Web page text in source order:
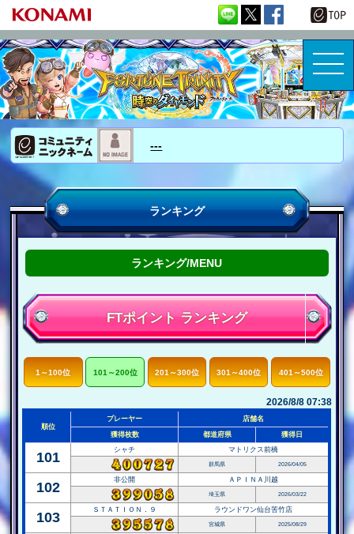
---
ランキング
ランキング/MENU
JACKPOT アイアンJP
パイレーツJP ファラオJP
グラウンドJP フォーチュンJP
レジェンドモード FTポイント
裏アイアンJP 裏パイレーツJP
FTポイント ランキング
1～100位 101～200位 201～300位 301～400位 401～500位
2026/8/8 07:38
順位
プレーヤー
店舗名
獲得枚数
都道府県 獲得日
101 シャチ マトリクス前橋
群馬県 2026/04/05
102 非公開 ＡＰＩＮＡ川越
埼玉県 2026/03/22
103 ＳＴＡＴＩＯＮ．９ ラウンドワン仙台苦竹店
宮城県 2025/08/29